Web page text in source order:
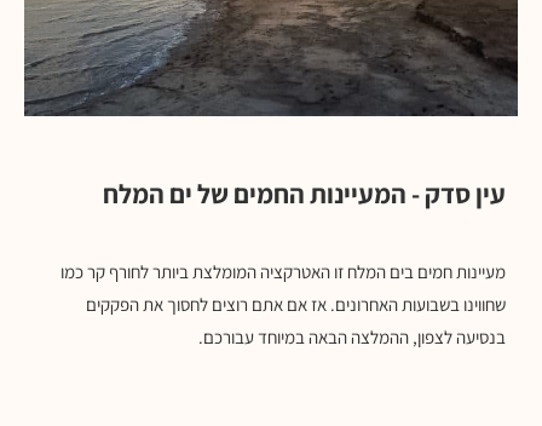
עין סדק - המעיינות החמים של ים המלח
מעיינות חמים בים המלח זו האטרקציה המומלצת ביותר לחורף קר כמו
שחווינו בשבועות האחרונים. אז אם אתם רוצים לחסוך את הפקקים
בנסיעה לצפון, ההמלצה הבאה במיוחד עבורכם.